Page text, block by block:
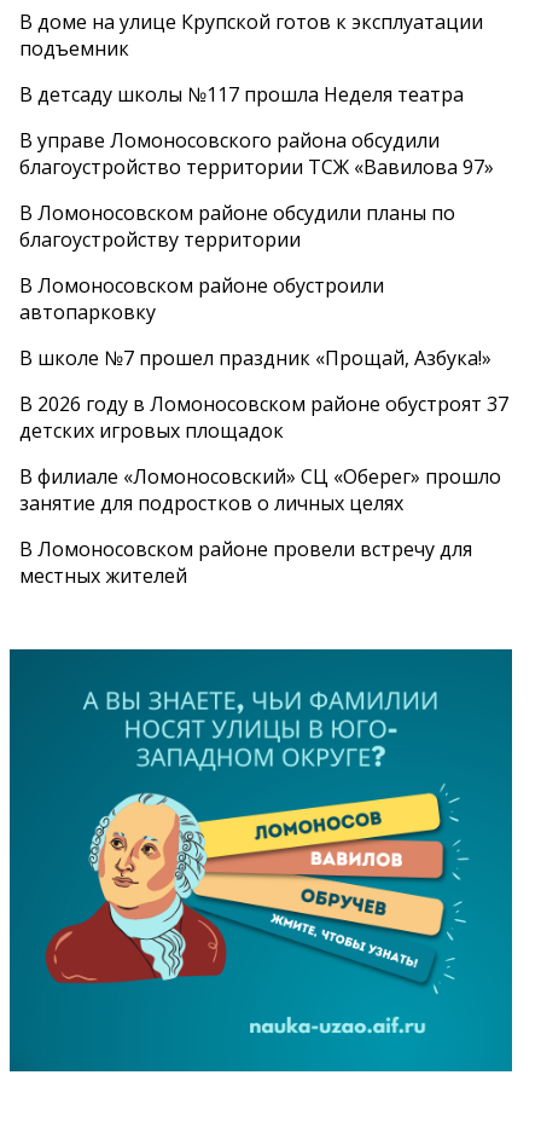
В доме на улице Крупской готов к эксплуатации
подъемник
В детсаду школы №117 прошла Неделя театра
В управе Ломоносовского района обсудили
благоустройство территории ТСЖ «Вавилова 97»
В Ломоносовском районе обсудили планы по
благоустройству территории
В Ломоносовском районе обустроили
автопарковку
В школе №7 прошел праздник «Прощай, Азбука!»
В 2026 году в Ломоносовском районе обустроят 37
детских игровых площадок
В филиале «Ломоносовский» СЦ «Оберег» прошло
занятие для подростков о личных целях
В Ломоносовском районе провели встречу для
местных жителей